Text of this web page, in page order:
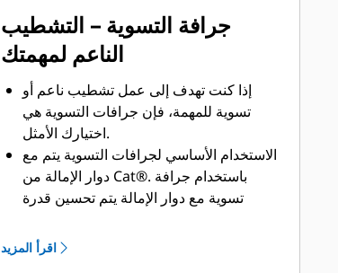
المناسب.
جرافة التسوية – التشطيب
الناعم لمهمتك
إذا كنت تهدف إلى عمل تشطيب ناعم أو
تسوية للمهمة، فإن جرافات التسوية هي
اختيارك الأمثل.
الاستخدام الأساسي لجرافات التسوية يتم مع
دوار الإمالة من Cat®‎. باستخدام جرافة
تسوية مع دوار الإمالة يتم تحسين قدرة
متعددة.
يمكنك تثبيت جرافات التسوية بالمسامير مع
اقرأ المزيد